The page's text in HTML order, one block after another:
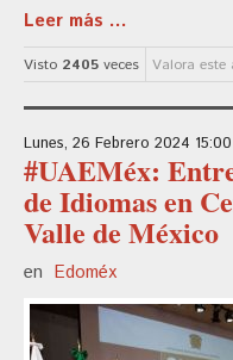
Leer más ...
Visto 2405 veces Valora este
Lunes, 26 Febrero 2024 15:00
#UAEMéx:
de Idiomas en
Valle de México
en Edoméx